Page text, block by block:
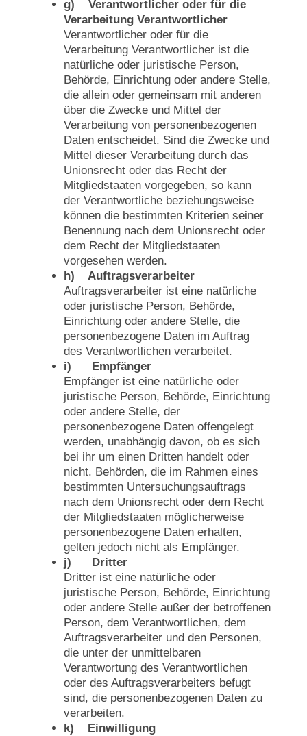
g) Verantwortlicher oder für die
Verarbeitung Verantwortlicher
Verantwortlicher oder für die
Verarbeitung Verantwortlicher ist die
natürliche oder juristische Person,
Behörde, Einrichtung oder andere Stelle,
die allein oder gemeinsam mit anderen
über die Zwecke und Mittel der
Verarbeitung von personenbezogenen
Daten entscheidet. Sind die Zwecke und
Mittel dieser Verarbeitung durch das
Unionsrecht oder das Recht der
Mitgliedstaaten vorgegeben, so kann
der Verantwortliche beziehungsweise
können die bestimmten Kriterien seiner
Benennung nach dem Unionsrecht oder
dem Recht der Mitgliedstaaten
vorgesehen werden.
h) Auftragsverarbeiter
Auftragsverarbeiter ist eine natürliche
oder juristische Person, Behörde,
Einrichtung oder andere Stelle, die
personenbezogene Daten im Auftrag
des Verantwortlichen verarbeitet.
i) Empfänger
Empfänger ist eine natürliche oder
juristische Person, Behörde, Einrichtung
oder andere Stelle, der
personenbezogene Daten offengelegt
werden, unabhängig davon, ob es sich
bei ihr um einen Dritten handelt oder
nicht. Behörden, die im Rahmen eines
bestimmten Untersuchungsauftrags
nach dem Unionsrecht oder dem Recht
der Mitgliedstaaten möglicherweise
personenbezogene Daten erhalten,
gelten jedoch nicht als Empfänger.
j) Dritter
Dritter ist eine natürliche oder
juristische Person, Behörde, Einrichtung
oder andere Stelle außer der betroffenen
Person, dem Verantwortlichen, dem
Auftragsverarbeiter und den Personen,
die unter der unmittelbaren
Verantwortung des Verantwortlichen
oder des Auftragsverarbeiters befugt
sind, die personenbezogenen Daten zu
verarbeiten.
k) Einwilligung